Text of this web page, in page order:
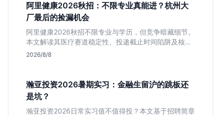
阿里健康2026秋招：不限专业真能进？杭州大
厂最后的捡漏机会
阿里健康2026秋招不限专业与学历，但竞争暗藏细节。
本文解读其医疗赛道稳定性、投递截止时间陷阱及核心
岗位面试节奏，帮应届生判断是否值得投入。
2026/8/8
瀚亚投资2026暑期实习：金融生留沪的跳板还
是坑？
瀚亚投资2026日常实习值不值得投？本文基于招聘简章